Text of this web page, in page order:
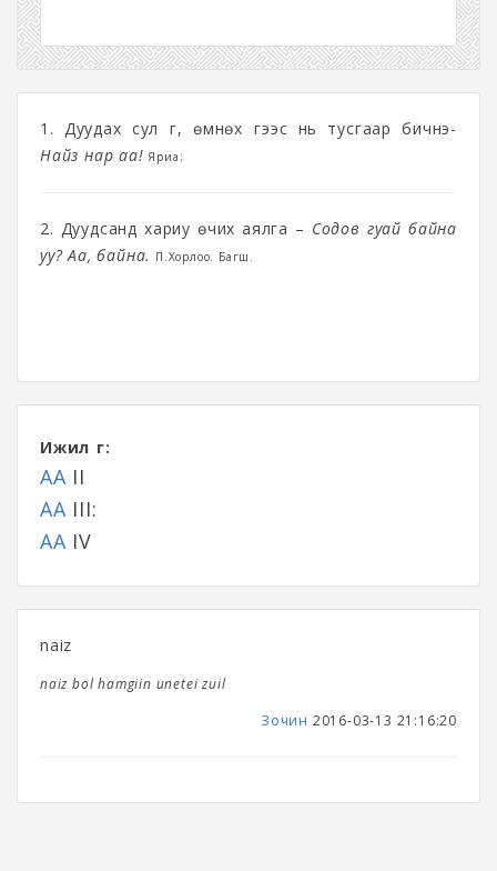
1. Дуудах сул үг, өмнөх үгээс нь тусгаар бичнэ-
Найз нар аа! Яриа;
2. Дуудсанд хариу өчих аялга – Содов гуай байна
уу? Аа, байна. П.Хорлоо. Багш.
Ижил үг:
ААII
ААIII:
ААIV
naiz
naiz bol hamgiin unetei zuil
Зочин 2016-03-13 21:16:20